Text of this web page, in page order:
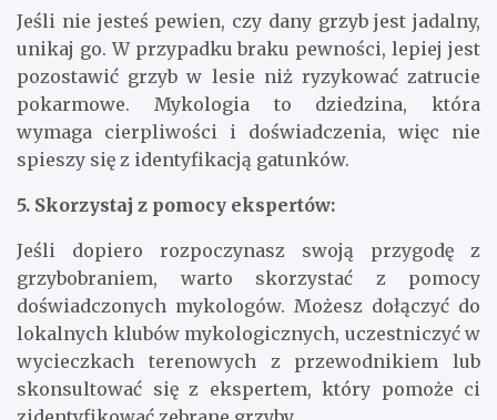
Jeśli nie jesteś pewien, czy dany grzyb jest jadalny,
unikaj go. W przypadku braku pewności, lepiej jest
pozostawić grzyb w lesie niż ryzykować zatrucie
pokarmowe. Mykologia to dziedzina, która
wymaga cierpliwości i doświadczenia, więc nie
spieszy się z identyfikacją gatunków.
5. Skorzystaj z pomocy ekspertów:
Jeśli dopiero rozpoczynasz swoją przygodę z
grzybobraniem, warto skorzystać z pomocy
doświadczonych mykologów. Możesz dołączyć do
lokalnych klubów mykologicznych, uczestniczyć w
wycieczkach terenowych z przewodnikiem lub
skonsultować się z ekspertem, który pomoże ci